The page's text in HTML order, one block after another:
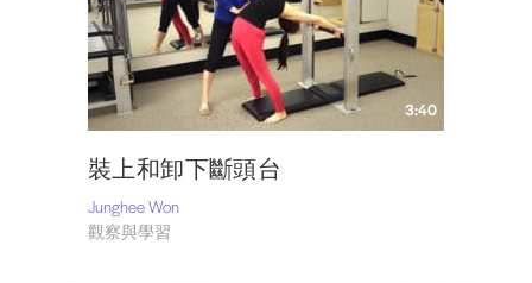
3:40
裝上和卸下斷頭台
Junghee Won
觀察與學習